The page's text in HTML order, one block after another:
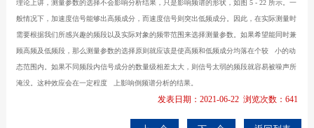
理论上讲，测量参数的选择不会影响分析结果，只是影响频谱的形状，如图 5 - 22 所示。一
般情况下，加速度信号能够出高频成分，而速度信号则突出低频成分。因此，在实际测量时
需要根据我们所感兴趣的频段以及实际对象的频带范围来选择测量参数。如果希望能同时兼
顾高频及低频段，那么测量参数的选择原则就应该是使高频和低频成分均落在个较 小的动
态范围内。如果不同频段内信号成分的数量级相差太大，则信号太弱的频段就容易被噪声所
淹没。这种效应会在一定程度 上影响倒频谱分析的结果。
发表日期：2021-06-22 浏览次数：641